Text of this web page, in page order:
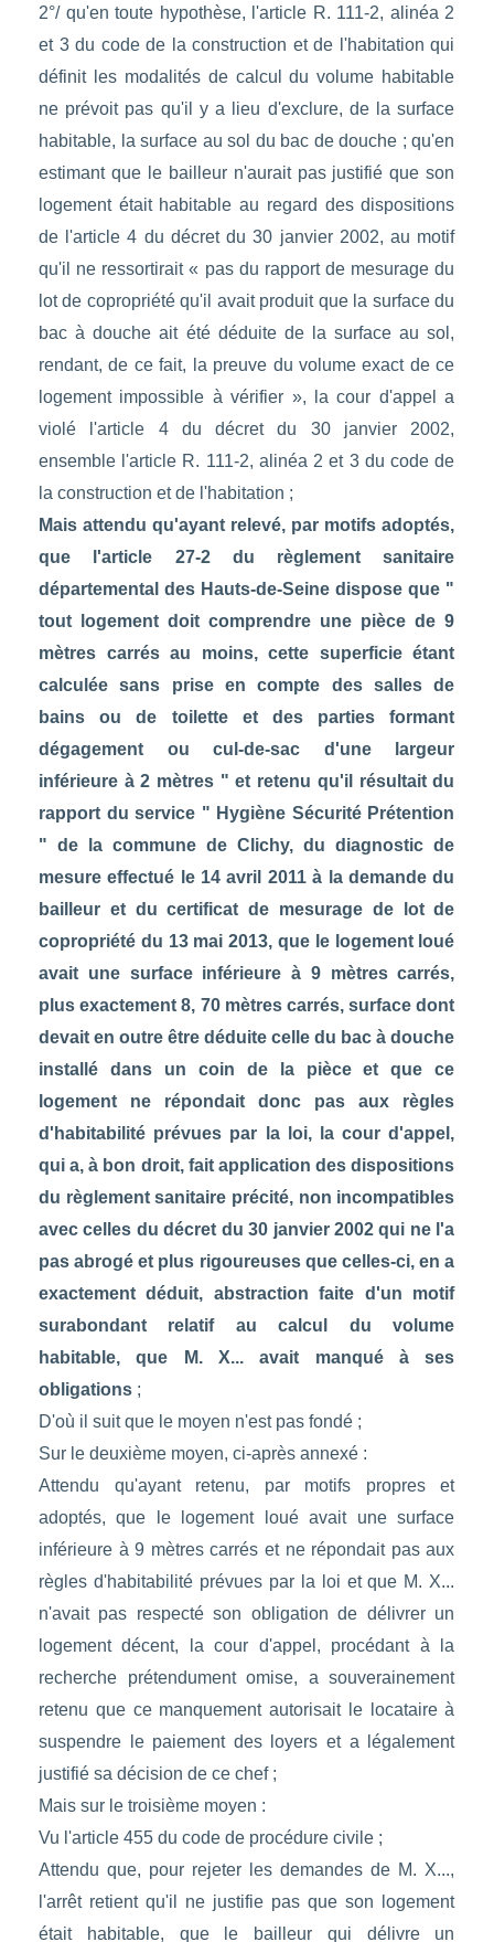
2°/ qu'en toute hypothèse, l'article R. 111-2, alinéa 2
et 3 du code de la construction et de l'habitation qui
définit les modalités de calcul du volume habitable
ne prévoit pas qu'il y a lieu d'exclure, de la surface
habitable, la surface au sol du bac de douche ; qu'en
estimant que le bailleur n'aurait pas justifié que son
logement était habitable au regard des dispositions
de l'article 4 du décret du 30 janvier 2002, au motif
qu'il ne ressortirait « pas du rapport de mesurage du
lot de copropriété qu'il avait produit que la surface du
bac à douche ait été déduite de la surface au sol,
rendant, de ce fait, la preuve du volume exact de ce
logement impossible à vérifier », la cour d'appel a
violé l'article 4 du décret du 30 janvier 2002,
ensemble l'article R. 111-2, alinéa 2 et 3 du code de
la construction et de l'habitation ;
Mais attendu qu'ayant relevé, par motifs adoptés,
que l'article 27-2 du règlement sanitaire
départemental des Hauts-de-Seine dispose que "
tout logement doit comprendre une pièce de 9
mètres carrés au moins, cette superficie étant
calculée sans prise en compte des salles de
bains ou de toilette et des parties formant
dégagement ou cul-de-sac d'une largeur
inférieure à 2 mètres " et retenu qu'il résultait du
rapport du service " Hygiène Sécurité Prétention
" de la commune de Clichy, du diagnostic de
mesure effectué le 14 avril 2011 à la demande du
bailleur et du certificat de mesurage de lot de
copropriété du 13 mai 2013, que le logement loué
avait une surface inférieure à 9 mètres carrés,
plus exactement 8, 70 mètres carrés, surface dont
devait en outre être déduite celle du bac à douche
installé dans un coin de la pièce et que ce
logement ne répondait donc pas aux règles
d'habitabilité prévues par la loi, la cour d'appel,
qui a, à bon droit, fait application des dispositions
du règlement sanitaire précité, non incompatibles
avec celles du décret du 30 janvier 2002 qui ne l'a
pas abrogé et plus rigoureuses que celles-ci, en a
exactement déduit, abstraction faite d'un motif
surabondant relatif au calcul du volume
habitable, que M. X... avait manqué à ses
obligations;
D'où il suit que le moyen n'est pas fondé ;
Sur le deuxième moyen, ci-après annexé :
Attendu qu'ayant retenu, par motifs propres et
adoptés, que le logement loué avait une surface
inférieure à 9 mètres carrés et ne répondait pas aux
règles d'habitabilité prévues par la loi et que M. X...
n'avait pas respecté son obligation de délivrer un
logement décent, la cour d'appel, procédant à la
recherche prétendument omise, a souverainement
retenu que ce manquement autorisait le locataire à
suspendre le paiement des loyers et a légalement
justifié sa décision de ce chef ;
Mais sur le troisième moyen :
Vu l'article 455 du code de procédure civile ;
Attendu que, pour rejeter les demandes de M. X...,
l'arrêt retient qu'il ne justifie pas que son logement
était habitable, que le bailleur qui délivre un